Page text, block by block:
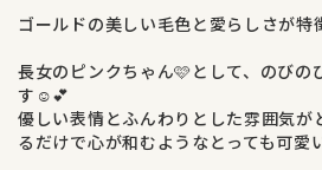
ゴールドの美しい毛色と愛らしさが特
長女のピンクちゃん🩷として、のびの
す☺️💕
優しい表情とふんわりとした雰囲気が
るだけで心が和むようなとっても可愛